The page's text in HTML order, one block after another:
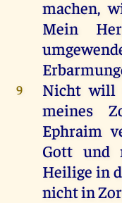
machen,
Mein
9 Nicht will
meines
Ephraim
Gott und
Heilige in
nichtin